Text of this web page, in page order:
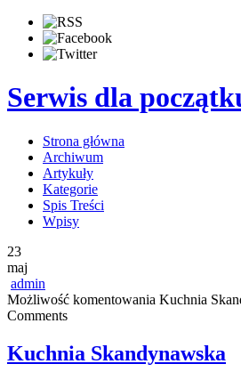
Serwis dla
Strona główna
Archiwum
Artykuły
Kategorie
Spis Treści
Wpisy
23
maj
admin
Możliwość komentowania Kuchnia
Comments
Kuchnia Skandynawska